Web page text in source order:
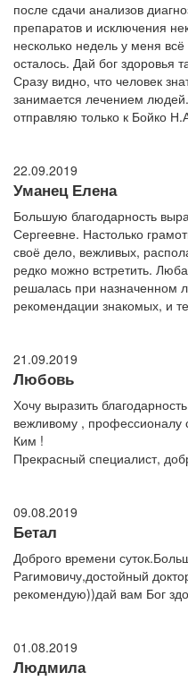
после сдачи анализов
препаратов и исключения
несколько недель у меня
осталось. Дай бог здоровья
Сразу видно, что человек
занимается лечением
отправляю только к Бойко
22.09.2019
Уманец Елена
Большую благодарность
Сергеевне. Настолько
своё дело, вежливых,
редко можно встретить.
решалась при назначенном
рекомендации знакомых, и
21.09.2019
Любовь
Хочу выразить
вежливому , профессионалу
Ким !
Прекрасный специалист,
09.08.2019
Бетал
Доброго времени
Рагимовичу,достойный
рекомендую))дай вам Бог
01.08.2019
Людмила